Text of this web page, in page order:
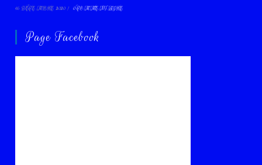
16 DÉCEMBRE 2020 / 0 COMMENTAIRE
Page Facebook